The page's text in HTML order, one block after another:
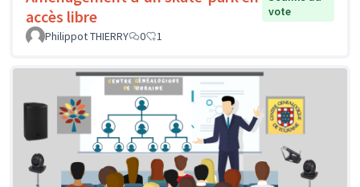
accès libre
vote
Philippot THIERRY
0 1